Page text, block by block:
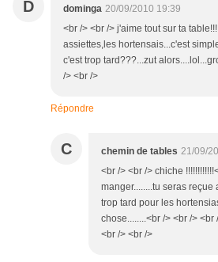
D dominga 20/09/2010 19:39
<br /> <br /> j'aime tout sur ta
assiettes,les hortensais...c'est
c'est trop tard???...zut
/> <br />
Répondre
C chemin de tables 21/09/
<br /> <br /> chiche
manger........tu seras reçue
trop tard pour les
chose........<br /> <br />
<br /> <br />